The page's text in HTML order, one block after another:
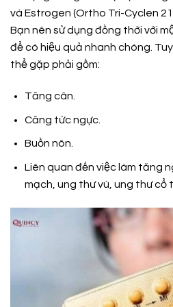
và Estrogen (Ortho Tri-Cyclen
Bạn nên sử dụng đồng thời với
để có hiệu quả nhanh chóng.
thể gặp phải gồm:
Tăng cân.
Căng tức ngực.
Buồn nôn.
Liên quan đến việc làm tăng
mạch, ung thư vú, ung thư cổ